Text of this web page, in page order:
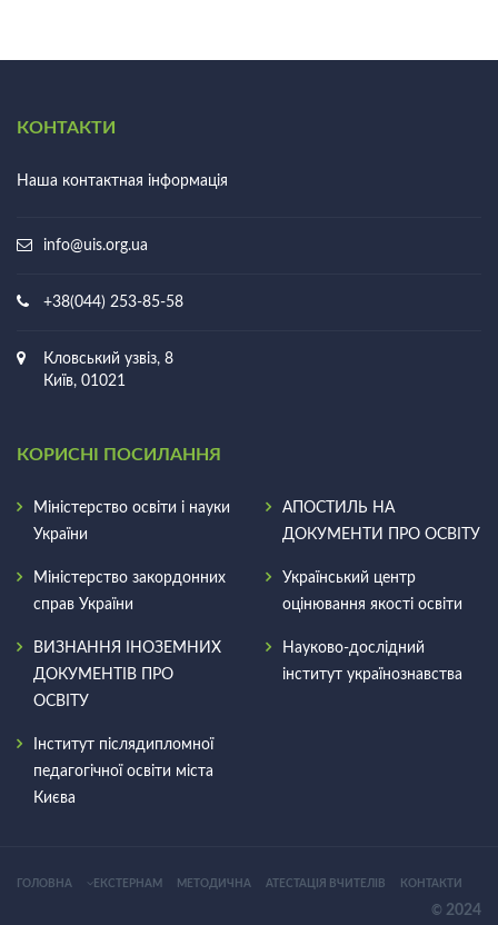
КОНТАКТИ
Наша контактная інформація
info@uis.org.ua
+38(044) 253-85-58
Кловський узвіз, 8
Київ, 01021
КОРИСНІ ПОСИЛАННЯ
Міністерство освіти і науки
України
АПОСТИЛЬ НА
ДОКУМЕНТИ ПРО ОСВIТУ
Міністерство закордонних
справ України
Український центр
оцінювання якості освіти
ВИЗНАННЯ ІНОЗЕМНИХ
ДОКУМЕНТІВ ПРО
ОСВІТУ
Науково-дослідний
інститут українознавства
Інститут післядипломної
педагогічної освіти міста
Києва
ГОЛОВНА ЕКСТЕРНАМ МЕТОДИЧНА АТЕСТАЦІЯ ВЧИТЕЛІВ КОНТАКТИ
© 2024